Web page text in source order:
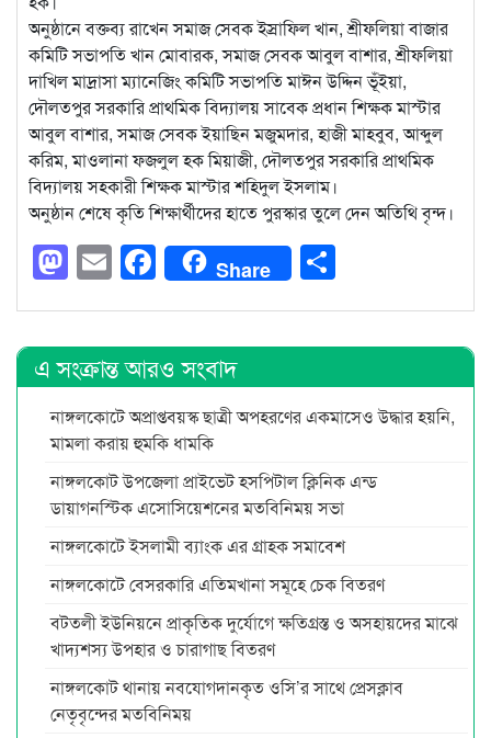
অনুষ্ঠানে বক্তব্য রাখেন সমাজ সেবক ইস্রাফিল খান, শ্রীফলিয়া বাজার
কমিটি সভাপতি খান মোবারক, সমাজ সেবক আবুল বাশার, শ্রীফলিয়া
দাখিল মাদ্রাসা ম্যানেজিং কমিটি সভাপতি মাঈন উদ্দিন ভূঁইয়া,
দৌলতপুর সরকারি প্রাথমিক বিদ্যালয় সাবেক প্রধান শিক্ষক মাস্টার
আবুল বাশার, সমাজ সেবক ইয়াছিন মজুমদার, হাজী মাহবুব, আব্দুল
করিম, মাওলানা ফজলুল হক মিয়াজী, দৌলতপুর সরকারি প্রাথমিক
বিদ্যালয় সহকারী শিক্ষক মাস্টার শহিদুল ইসলাম।
অনুষ্ঠান শেষে কৃতি শিক্ষার্থীদের হাতে পুরস্কার তুলে দেন অতিথি বৃন্দ।
Mastodon
EmailFacebook
Share
এ সংক্রান্ত আরও সংবাদ
নাঙ্গলকোটে অপ্রাপ্তবয়স্ক ছাত্রী অপহরণের একমাসেও উদ্ধার হয়নি,
মামলা করায় হুমকি ধামকি
নাঙ্গলকোট উপজেলা প্রাইভেট হসপিটাল ক্লিনিক এন্ড
ডায়াগনস্টিক এসোসিয়েশনের মতবিনিময় সভা
নাঙ্গলকোটে ইসলামী ব্যাংক এর গ্রাহক সমাবেশ
নাঙ্গলকোটে বেসরকারি এতিমখানা সমূহে চেক বিতরণ
বটতলী ইউনিয়নে প্রাকৃতিক দুর্যোগে ক্ষতিগ্রস্ত ও অসহায়দের মাঝে
খাদ্যশস্য উপহার ও চারাগাছ বিতরণ
নাঙ্গলকোট থানায় নবযোগদানকৃত ওসি’র সাথে প্রেসক্লাব
নেতৃবৃন্দের মতবিনিময়